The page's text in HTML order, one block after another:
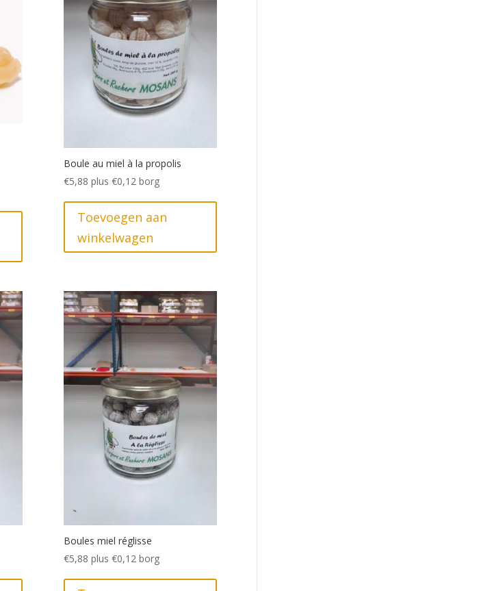
Boule au miel à la propolis
€5,88 plus €0,12borg
Toevoegen aan
winkelwagen
Boules miel réglisse
€5,88 plus €0,12borg